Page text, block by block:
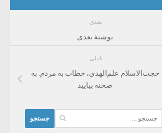
بعدی
نوشتهٔ بعدی
قبلی
حجت‌الاسلام علم‌الهدی، خطاب به مردم: به
صحنه بیایید
برای: